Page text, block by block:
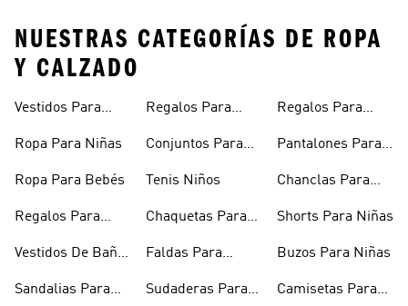
NUESTRAS CATEGORÍAS DE ROPA
Y CALZADO
Vestidos Para
Ropa Para Niñas
Ropa Para Bebés
Regalos Para
Vestidos De Baño
Sandalias Para
Regalos Para
Conjuntos Para
Tenis Niños
Chaquetas Para
Faldas Para
Sudaderas Para
Regalos Para
Pantalones Para
Chanclas Para
Shorts Para Niñas
Buzos Para Niñas
Camisetas Para